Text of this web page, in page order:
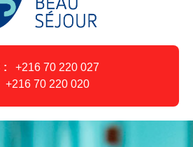
:
+216 70 220 027
+216 70 220 020